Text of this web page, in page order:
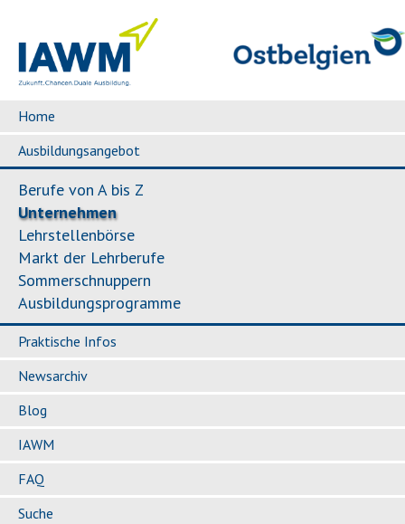
Home
Ausbildungsangebot
Berufe von A bis Z
Unternehmen
Lehrstellenbörse
Markt der Lehrberufe
Sommerschnuppern
Ausbildungsprogramme
Praktische Infos
Newsarchiv
Blog
IAWM
FAQ
Suche